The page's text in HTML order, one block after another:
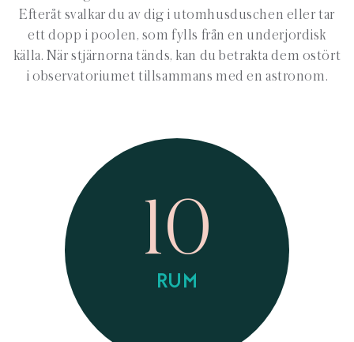
Efteråt svalkar du av dig i utomhusduschen eller tar
ett dopp i poolen, som fylls från en underjordisk
källa. När stjärnorna tänds, kan du betrakta dem ostört
i observatoriumet tillsammans med en astronom.
10
RUM